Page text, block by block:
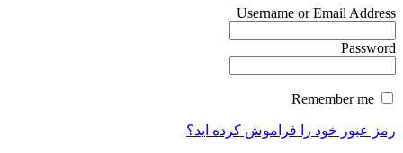
Username or Email Address
Password
رمز عبور خود را فراموش کرده اید؟